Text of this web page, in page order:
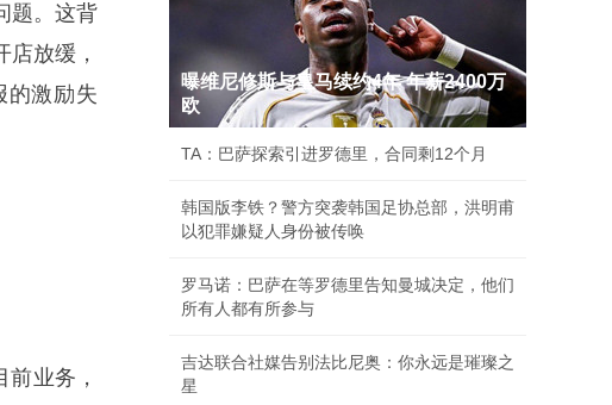
题。这背
放缓，
的激励失
业务，
曝维尼修斯与皇马续约4年 年薪2400万
欧
TA：巴萨探索引进罗德里，合同剩12个月
韩国版李铁？警方突袭韩国足协总部，洪明甫
以犯罪嫌疑人身份被传唤
罗马诺：巴萨在等罗德里告知曼城决定，他们
所有人都有所参与
吉达联合社媒告别法比尼奥：你永远是璀璨之
星